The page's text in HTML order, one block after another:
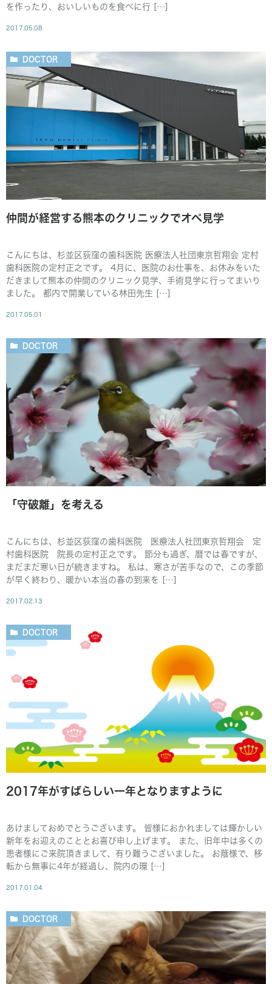
を作ったり、おいしいものを食べに行 […]
2017.05.08
DOCTOR
仲間が経営する熊本のクリニックでオペ見学
こんにちは、杉並区荻窪の歯科医院 医療法人社団東京哲翔会 定村
歯科医院の定村正之です。 4月に、医院のお仕事を、お休みをいた
だきまして熊本の仲間のクリニック見学、手術見学に行ってまいり
ました。 都内で開業している林田先生 […]
2017.05.01
DOCTOR
「守破離」を考える
こんにちは、杉並区荻窪の歯科医院 医療法人社団東京哲翔会 定
村歯科医院 院長の定村正之です。 節分も過ぎ、暦では春ですが、
まだまだ寒い日が続きますね。 私は、寒さが苦手なので、この季節
が早く終わり、暖かい本当の春の到来を […]
2017.02.13
DOCTOR
2017年がすばらしい一年となりますように
あけましておめでとうございます。 皆様におかれましては輝かしい
新年をお迎えのこととお喜び申し上げます。 また、旧年中は多くの
患者様にご来院頂きまして、有り難うございました。 お蔭様で、移
転から無事に4年が経過し、院内の環 […]
2017.01.04
DOCTOR